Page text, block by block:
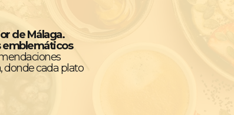
de Málaga.
emblemáticos
donde cada plato